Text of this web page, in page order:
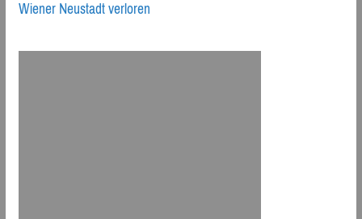
Wiener Neustadt verloren